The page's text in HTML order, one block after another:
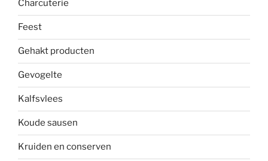
Charcuterie
Feest
Gehakt producten
Gevogelte
Kalfsvlees
Koude sausen
Kruiden en conserven